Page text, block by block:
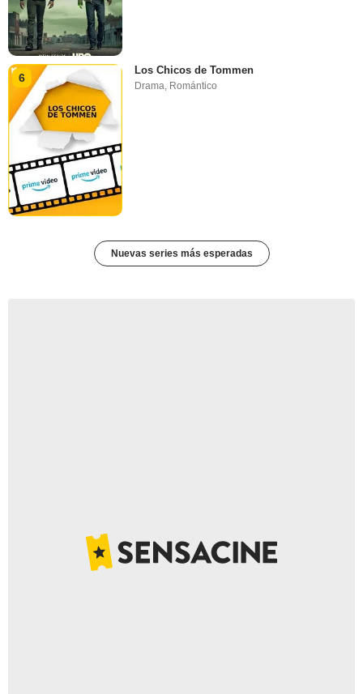
6
Los Chicos de Tommen
Drama Romántico
Nuevas series más esperadas